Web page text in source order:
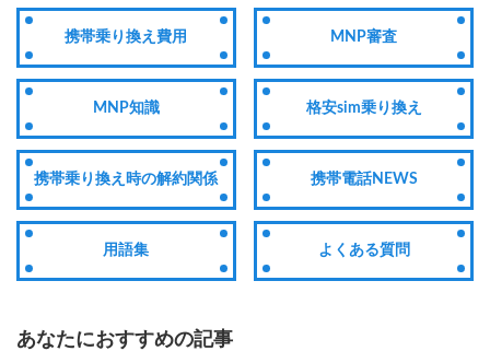
携帯乗り換え費用 MNP審査
MNP知識 格安sim乗り換え
携帯乗り換え時の解約関係 携帯電話NEWS
用語集 よくある質問
あなたにおすすめの記事